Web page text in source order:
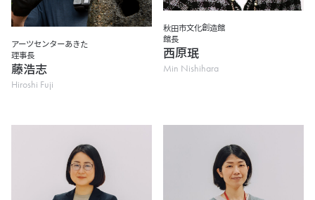
藤浩志
Hiroshi Fuji
アーツセンターあきた
理事長
西原珉
Min Nishihara
秋田市文化創造館
館長